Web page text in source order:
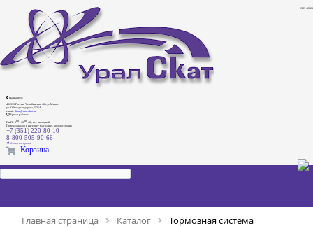
1999 - 2026
Наш адрес:
456313 Россия, Челябинская обл., г. Миасс,
ул. Объездная дорога, 5/35А
e-mail: dima@ural-skat.ru
Время работы:
Пн-Пт 900- 1800. сб., вс.: выходной
Прием заказов в интернет магазине - круглосуточно
+7 (351) 220-80-10
8-800-505-90-66
Мы в телеграмм
Корзина
Главная страница Каталог Тормозная система